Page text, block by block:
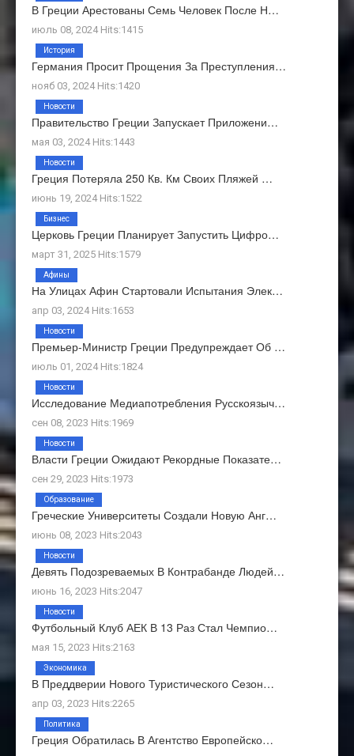
В Греции Арестованы Семь Человек После Н…
июль 08, 2024 Hits:1415
Германия Просит Прощения За Преступления…
нояб 03, 2024 Hits:1420
История
Правительство Греции Запускает Приложени…
мая 03, 2024 Hits:1443
Новости
Греция Потеряла 250 Кв. Км Своих Пляжей …
июнь 19, 2024 Hits:1522
Новости
Церковь Греции Планирует Запустить Цифро…
март 31, 2025 Hits:1579
Бизнес
На Улицах Афин Стартовали Испытания Элек…
апр 03, 2024 Hits:1653
Афины
Премьер-Министр Греции Предупреждает Об …
июль 01, 2024 Hits:1824
Новости
Исследование Медиапотребления Русскоязыч…
сен 08, 2023 Hits:1969
Новости
Власти Греции Ожидают Рекордные Показате…
сен 29, 2023 Hits:1973
Новости
Греческие Университеты Создали Новую Анг…
июнь 08, 2023 Hits:2043
Образование
Девять Подозреваемых В Контрабанде Людей…
июнь 16, 2023 Hits:2047
Новости
Футбольный Клуб АЕК В 13 Раз Стал Чемпио…
мая 15, 2023 Hits:2163
Новости
В Преддверии Нового Туристического Сезон…
апр 03, 2023 Hits:2265
Экономика
Греция Обратилась В Агентство Европейско…
Политика